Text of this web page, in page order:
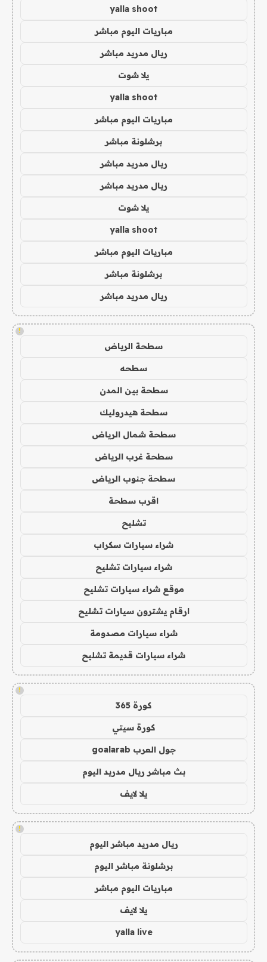
yalla shoot
مباريات اليوم مباشر
ريال مدريد مباشر
يلا شوت
yalla shoot
مباريات اليوم مباشر
برشلونة مباشر
ريال مدريد مباشر
ريال مدريد مباشر
يلا شوت
yalla shoot
مباريات اليوم مباشر
برشلونة مباشر
ريال مدريد مباشر
!
سطحة الرياض
سطحه
سطحة بين المدن
سطحة هيدروليك
سطحة شمال الرياض
سطحة غرب الرياض
سطحة جنوب الرياض
اقرب سطحة
تشليح
شراء سيارات سكراب
شراء سيارات تشليح
موقع شراء سيارات تشليح
ارقام يشترون سيارات تشليح
شراء سيارات مصدومة
شراء سيارات قديمة تشليح
!
كورة 365
كورة سيتي
جول العرب goalarab
بث مباشر ريال مدريد اليوم
يلا لايف
!
ريال مدريد مباشر اليوم
برشلونة مباشر اليوم
مباريات اليوم مباشر
يلا لايف
yalla live